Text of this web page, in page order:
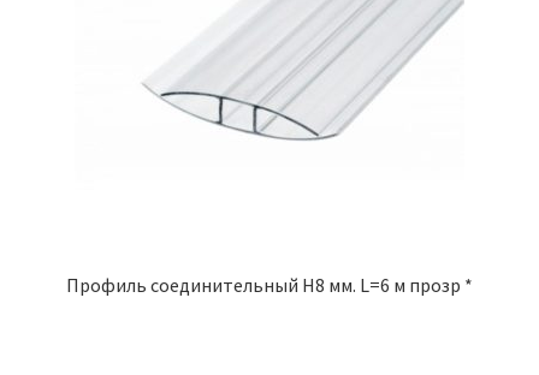
Профиль соединительный Н8 мм. L=6 м прозр *